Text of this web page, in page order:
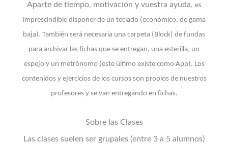
Aparte de tiempo, motivación y vuestra ayuda, es
imprescindible disponer de un teclado (económico, de gama
baja). También será necesaria una carpeta (Block) de fundas
para archivar las fichas que se entregan, una esterilla, un
espejo y un metrónomo (este último existe como App). Los
contenidos y ejercicios de los cursos son propios de nuestros
profesores y se van entregando en fichas.
Sobre las Clases
Las clases suelen ser grupales (entre 3 a 5 alumnos)